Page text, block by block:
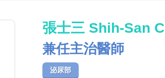
張士三 Shih-San
兼任主治醫師
泌尿部